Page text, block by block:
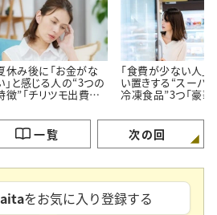
休み後に「お金がな
」と感じる人の“3つの
徴”「チリツモ出費に
「食費が少ない人」
い置きする“スーパ
冷凍食品”3つ「豪華
る」
一覧 次の回
をお気に入り登録する